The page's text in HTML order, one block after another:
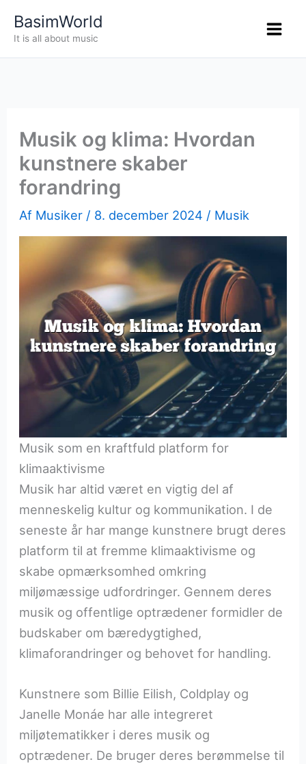
BasimWorld
It is all about music
Musik og klima: Hvordan
kunstnere skaber
forandring
Af Musiker / 8. december 2024 / Musik
Musik som en kraftfuld platform for
klimaaktivisme
Musik har altid været en vigtig del af
menneskelig kultur og kommunikation. I de
seneste år har mange kunstnere brugt deres
platform til at fremme klimaaktivisme og
skabe opmærksomhed omkring
miljømæssige udfordringer. Gennem deres
musik og offentlige optrædener formidler de
budskaber om bæredygtighed,
klimaforandringer og behovet for handling.
Kunstnere som Billie Eilish, Coldplay og
Janelle Monáe har alle integreret
miljøtematikker i deres musik og
optrædener. De bruger deres berømmelse til